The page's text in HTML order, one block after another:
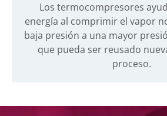
Los termocompresores
energía al comprimir el vapor
baja presión a una mayor
que pueda ser reusado
proceso.